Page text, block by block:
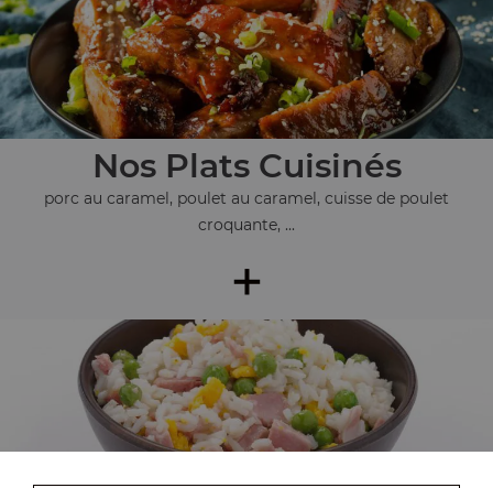
Nos Plats Cuisinés
porc au caramel, poulet au caramel, cuisse de poulet
croquante, ...
+